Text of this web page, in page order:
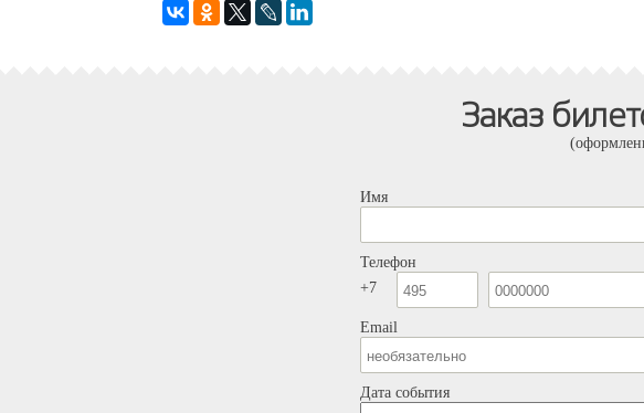
Заказ
Имя
Телефон
+7
Email
Дата события